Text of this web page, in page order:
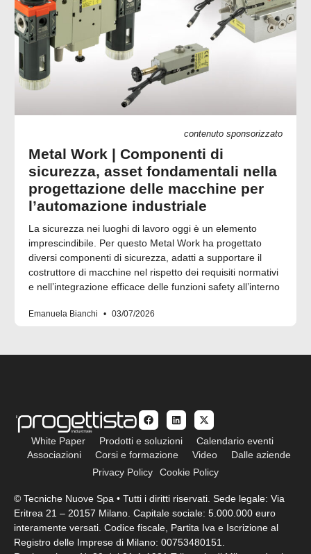
contenuto sponsorizzato
Metal Work | Componenti di
sicurezza, asset fondamentali nella
progettazione delle macchine per
l’automazione industriale
La sicurezza nei luoghi di lavoro oggi è un elemento
imprescindibile. Per questo Metal Work ha progettato
diversi componenti di sicurezza, adatti a supportare il
costruttore di macchine nel rispetto dei requisiti normativi
e nell’integrazione efficace delle funzioni safety all’interno
Emanuela Bianchi 03/07/2026
White Paper Prodotti e soluzioni
Calendario eventi
Associazioni
Corsi e formazione Video
Dalle aziende
Privacy Policy
Cookie Policy
© Tecniche Nuove Spa • Tutti i diritti riservati. Sede legale: Via
Eritrea 21 – 20157 Milano. Capitale sociale: 5.000.000 euro
interamente versati. Codice fiscale, Partita Iva e Iscrizione al
Registro delle Imprese di Milano: 00753480151.